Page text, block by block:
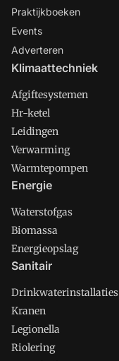
Praktijkboeken
Events
Adverteren
Klimaattechniek
Afgiftesystemen
Hr-ketel
Leidingen
Verwarming
Warmtepompen
Energie
Waterstofgas
Biomassa
Energieopslag
Sanitair
Drinkwaterinstallaties
Kranen
Legionella
Riolering